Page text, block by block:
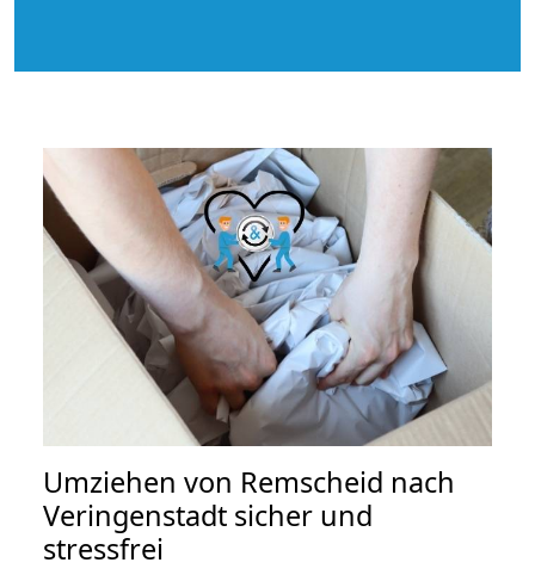
Umziehen von Remscheid nach
Veringenstadt sicher und
stressfrei